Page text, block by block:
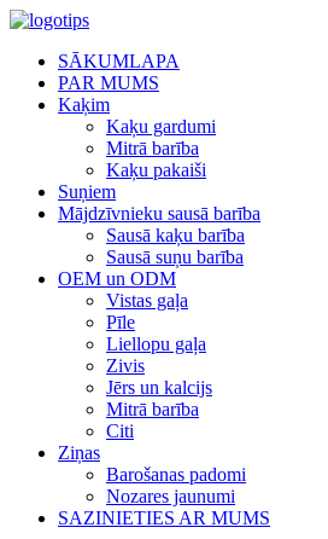
SĀKUMLAPA
PAR MUMS
Kaķim
Kaķu gardumi
Mitrā barība
Kaķu pakaiši
Suņiem
Mājdzīvnieku sausā barība
Sausā kaķu barība
Sausā suņu barība
OEM un ODM
Vistas gaļa
Pīle
Liellopu gaļa
Zivis
Jērs un kalcijs
Mitrā barība
Citi
Ziņas
Barošanas padomi
Nozares jaunumi
SAZINIETIES AR MUMS